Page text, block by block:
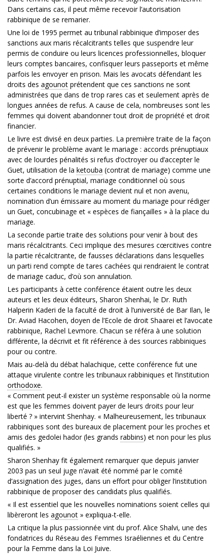
Dans certains cas, il peut même recevoir l’autorisation
rabbinique de se remarier.
Une loi de 1995 permet au tribunal rabbinique d’imposer des
sanctions aux maris récalcitrants telles que suspendre leur
permis de conduire ou leurs licences professionnelles, bloquer
leurs comptes bancaires, confisquer leurs passeports et même
parfois les envoyer en prison. Mais les avocats défendant les
droits des agounot prétendent que ces sanctions ne sont
administrées que dans de trop rares cas et seulement après de
longues années de refus. A cause de cela, nombreuses sont les
femmes qui doivent abandonner tout droit de propriété et droit
financier.
Le livre est divisé en deux parties. La première traite de la façon
de prévenir le problème avant le mariage : accords prénuptiaux
avec de lourdes pénalités si refus d’octroyer ou d’accepter le
Guet, utilisation de la ketouba (contrat de mariage) comme une
sorte d’accord prénuptial, mariage conditionnel où sous
certaines conditions le mariage devient nul et non avenu,
nomination d’un émissaire au moment du mariage pour rédiger
un Guet, concubinage et « espèces de fiançailles » à la place du
mariage.
La seconde partie traite des solutions pour venir à bout des
maris récalcitrants. Ceci implique des mesures cœrcitives contre
la partie récalcitrante, de fausses déclarations dans lesquelles
un parti rend compte de tares cachées qui rendraient le contrat
de mariage caduc, d’où son annulation.
Les participants à cette conférence étaient outre les deux
auteurs et les deux éditeurs, Sharon Shenhai, le Dr. Ruth
Halperin Kaderi de la faculté de droit à l’université de Bar Ilan, le
Dr. Aviad Hacohen, doyen de l’Ecole de droit Shaarei et l’avocate
rabbinique, Rachel Levmore. Chacun se référa à une solution
différente, la décrivit et fit référence à des sources rabbiniques
pour ou contre.
Mais au-delà du débat halachique, cette conférence fut une
attaque virulente contre les tribunaux rabbiniques et l’institution
orthodoxe.
« Comment peut-il exister un système responsable où la norme
est que les femmes doivent payer de leurs droits pour leur
liberté ? » intervint Shenhay. « Malheureusement, les tribunaux
rabbiniques sont des bureaux de placement pour les proches et
amis des gedolei hador (les grands rabbins) et non pour les plus
qualifiés. »
Sharon Shenhay fit également remarquer que depuis janvier
2003 pas un seul juge n’avait été nommé par le comité
d’assignation des juges, dans un effort pour obliger l’institution
rabbinique de proposer des candidats plus qualifiés.
« Il est essentiel que les nouvelles nominations soient celles qui
libèreront les agounot » expliqua-t-elle.
La critique la plus passionnée vint du prof. Alice Shalvi, une des
fondatrices du Réseau des Femmes Israéliennes et du Centre
pour la Femme dans la Loi Juive.